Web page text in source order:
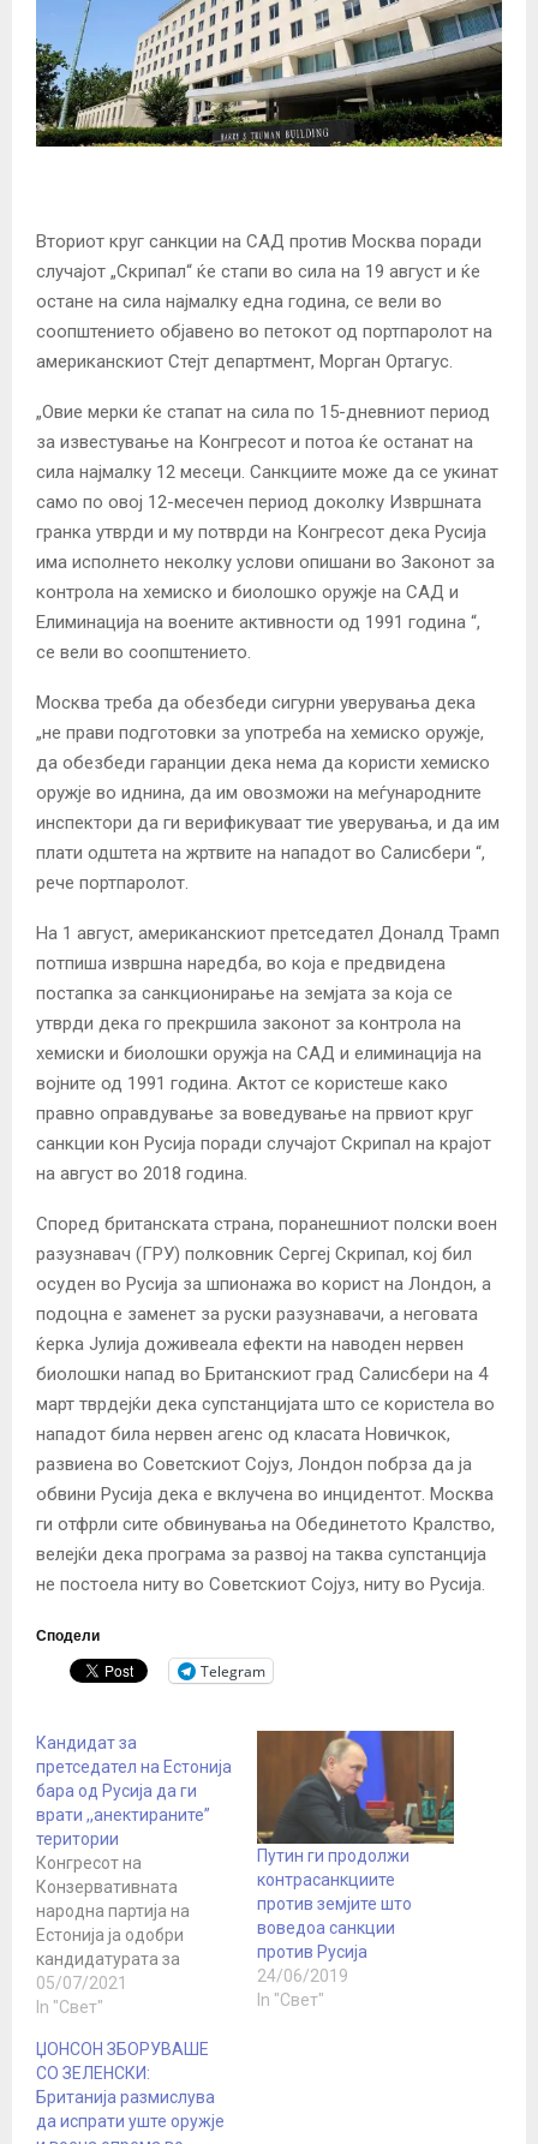
Вториот круг санкции на САД против Москва поради
случајот „Скрипал“ ќе стапи во сила на 19 август и ќе
остане на сила најмалку една година, се вели во
соопштението објавено во петокот од портпаролот на
американскиот Стејт департмент, Морган Ортагус.
„Овие мерки ќе стапат на сила по 15-дневниот период
за известување на Конгресот и потоа ќе останат на
сила најмалку 12 месеци. Санкциите може да се укинат
само по овој 12-месечен период доколку Извршната
гранка утврди и му потврди на Конгресот дека Русија
има исполнето неколку услови опишани во Законот за
контрола на хемиско и биолошко оружје на САД и
Елиминација на воените активности од 1991 година “,
се вели во соопштението.
Москва треба да обезбеди сигурни уверувања дека
„не прави подготовки за употреба на хемиско оружје,
да обезбеди гаранции дека нема да користи хемиско
оружје во иднина, да им овозможи на меѓународните
инспектори да ги верификуваат тие уверувања, и да им
плати одштета на жртвите на нападот во Салисбери “,
рече портпаролот.
На 1 август, американскиот претседател Доналд Трамп
потпиша извршна наредба, во која е предвидена
постапка за санкционирање на земјата за која се
утврди дека го прекршила законот за контрола на
хемиски и биолошки оружја на САД и елиминација на
војните од 1991 година. Актот се користеше како
правно оправдување за воведување на првиот круг
санкции кон Русија поради случајот Скрипал на крајот
на август во 2018 година.
Според британската страна, поранешниот полски воен
разузнавач (ГРУ) полковник Сергеј Скрипал, кој бил
осуден во Русија за шпионажа во корист на Лондон, а
подоцна е заменет за руски разузнавачи, а неговата
ќерка Јулија доживеала ефекти на наводен нервен
биолошки напад во Британскиот град Салисбери на 4
март тврдејќи дека супстанцијата што се користела во
нападот била нервен агенс од класата Новичкок,
развиена во Советскиот Сојуз, Лондон побрза да ја
обвини Русија дека е вклучена во инцидентот. Москва
ги отфрли сите обвинувања на Обединетото Кралство,
велејќи дека програма за развој на таква супстанција
не постоела ниту во Советскиот Сојуз, ниту во Русија.
Сподели
Telegram
Кандидат за
претседател на Естонија
бара од Русија да ги
врати ,,анектираните”
територии
Конгресот на
Конзервативната
народна партија на
Естонија ја одобри
кандидатурата за
претседател на
следните избори на
претседател на
парламентот Хен
Пилуас, кој се
спротивставува на
05/07/2021
In "Свет"
Путин ги продолжи
контрасанкциите
против земјите што
воведоа санкции
против Русија
24/06/2019
In "Свет"
ЏОНСОН ЗБОРУВАШЕ
СО ЗЕЛЕНСКИ:
Британија размислува
да испрати уште оружје